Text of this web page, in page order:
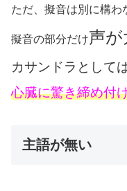
ただ、擬音は別に構わ
擬音の部分だけ声が
カサンドラとして
心臓に驚き締め付
主語が無い